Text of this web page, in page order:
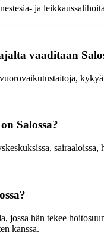
ja
vaaditaan
Salossa?
jossa hän tekee
kanssa.